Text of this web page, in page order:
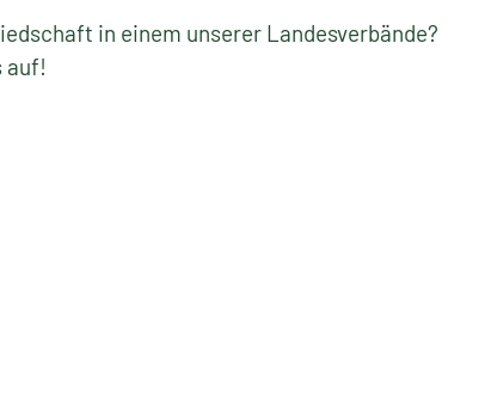
in einem unserer Landesverbände?
auf!